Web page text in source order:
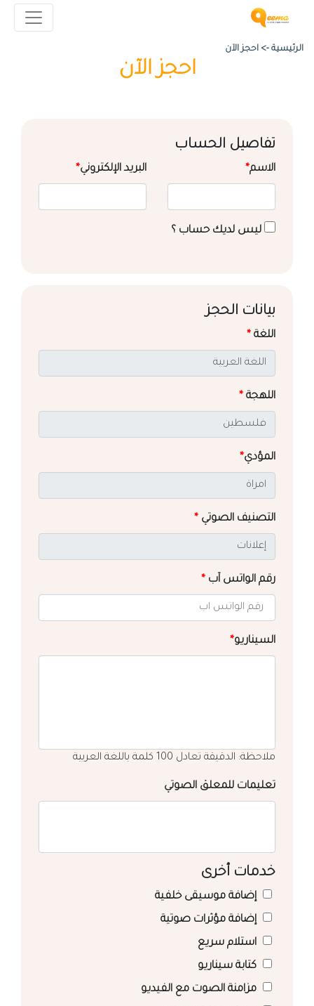
الرئيسية -> احجز الآن
احجز الآن
تفاصيل الحساب
الاسم* البريد الإلكتروني*
ليس لديك حساب ؟
بيانات الحجز
اللغة *
اللهجة *
المؤدي*
التصنيف الصوتي *
رقم الواتس آب *
السيناريو*
ملاحظة: الدقيقة تعادل 100 كلمة باللغة العربية
تعليمات للمعلق الصوتي
خدمات أخرى
إضافة موسيقى خلفية
إضافة مؤثرات صوتية
استلام سريع
كتابة سيناريو
مزامنة الصوت مع الفيديو